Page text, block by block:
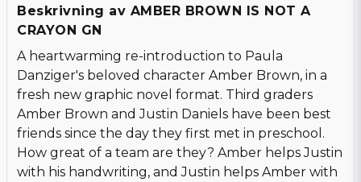
Beskrivning av AMBER BROWN IS NOT A
CRAYON GN
A heartwarming re-introduction to Paula
Danziger's beloved character Amber Brown, in a
fresh new graphic novel format. Third graders
Amber Brown and Justin Daniels have been best
friends since the day they first met in preschool.
How great of a team are they? Amber helps Justin
with his handwriting, and Justin helps Amber with